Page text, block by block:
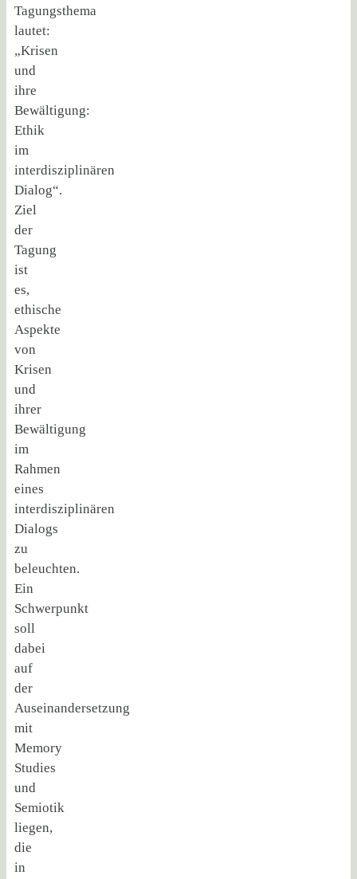
Tagungsthema
lautet:
„Krisen
und
ihre
Bewältigung:
Ethik
im
interdisziplinären
Dialog“.
Ziel
der
Tagung
ist
es,
ethische
Aspekte
von
Krisen
und
ihrer
Bewältigung
im
Rahmen
eines
interdisziplinären
Dialogs
zu
beleuchten.
Ein
Schwerpunkt
soll
dabei
auf
der
Auseinandersetzung
mit
Memory
Studies
und
Semiotik
liegen,
die
in